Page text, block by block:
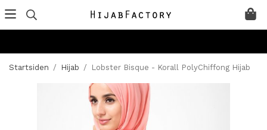
Startsiden / Hijab / Lobster Bisque - Korall PolyChiffong Hijab